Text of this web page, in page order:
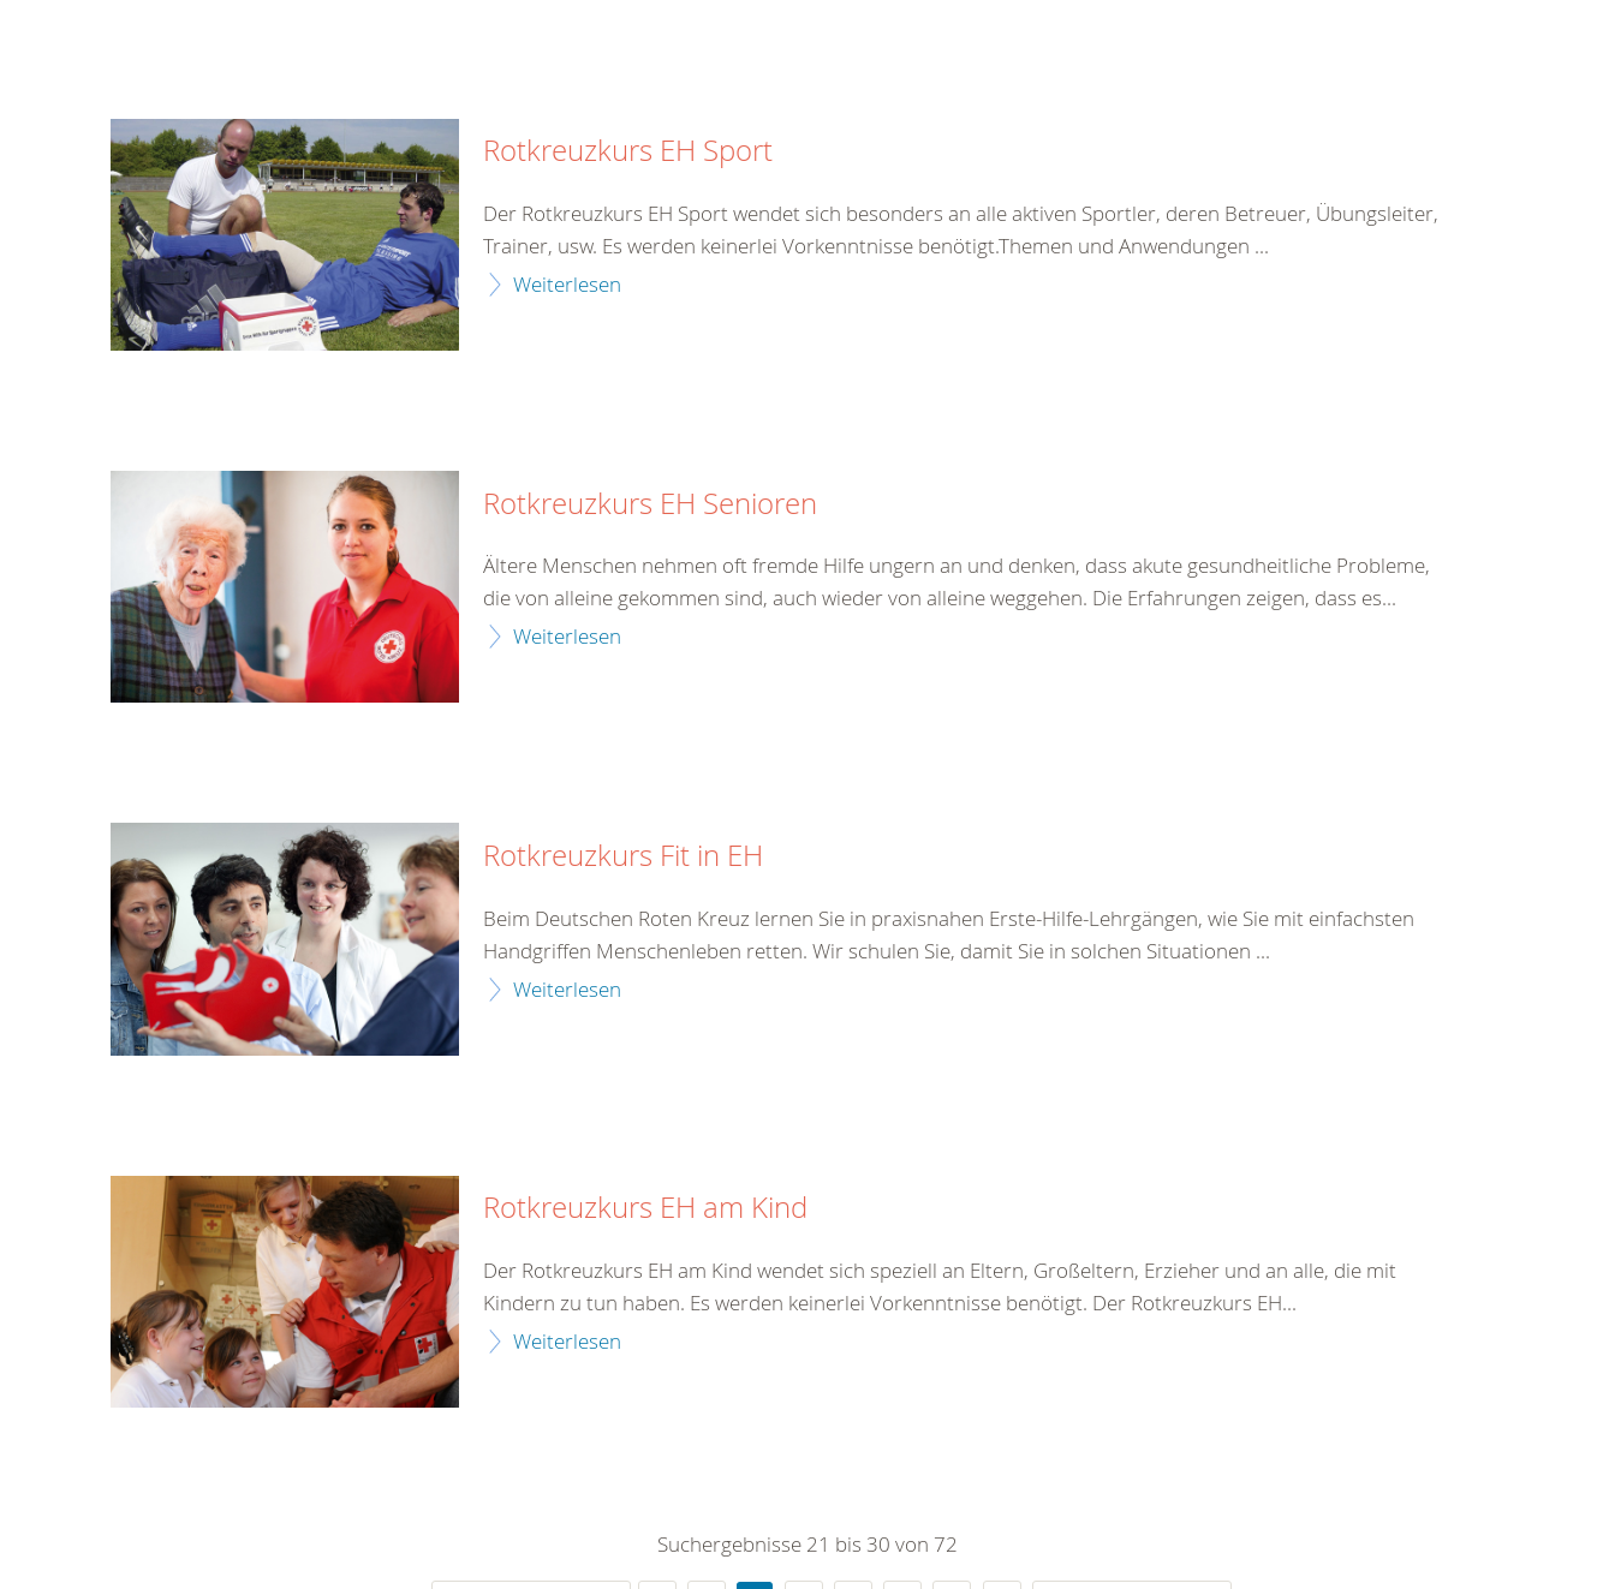
Rotkreuzkurs EH Sport
Der Rotkreuzkurs EH Sport wendet sich besonders an alle aktiven Sportler, deren Betreuer, Übungsleiter,
Trainer, usw. Es werden keinerlei Vorkenntnisse benötigt.Themen und Anwendungen ...
Weiterlesen
Rotkreuzkurs EH Senioren
Ältere Menschen nehmen oft fremde Hilfe ungern an und denken, dass akute gesundheitliche Probleme,
die von alleine gekommen sind, auch wieder von alleine weggehen. Die Erfahrungen zeigen, dass es...
Weiterlesen
Rotkreuzkurs Fit in EH
Beim Deutschen Roten Kreuz lernen Sie in praxisnahen Erste-Hilfe-Lehrgängen, wie Sie mit einfachsten
Handgriffen Menschenleben retten. Wir schulen Sie, damit Sie in solchen Situationen ...
Weiterlesen
Rotkreuzkurs EH am Kind
Der Rotkreuzkurs EH am Kind wendet sich speziell an Eltern, Großeltern, Erzieher und an alle, die mit
Kindern zu tun haben. Es werden keinerlei Vorkenntnisse benötigt. Der Rotkreuzkurs EH...
Weiterlesen
Suchergebnisse 21 bis 30 von 72